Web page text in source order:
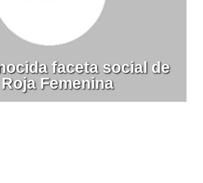
faceta social de
Femenina